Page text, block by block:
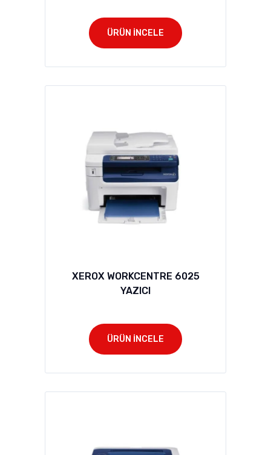
ÜRÜN İNCELE
XEROX WORKCENTRE 6025
YAZICI
ÜRÜN İNCELE